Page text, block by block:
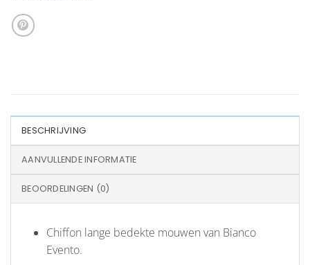
BESCHRIJVING
AANVULLENDE INFORMATIE
BEOORDELINGEN (0)
Chiffon lange bedekte mouwen van Bianco
Evento.